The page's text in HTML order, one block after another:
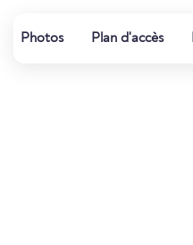
Photos Plan d'accès